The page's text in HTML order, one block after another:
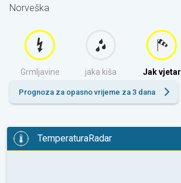
Norveška
Grmljavine jaka kiša Jak vjetar
Prognoza za opasno vrijeme za 3 dana
TemperaturaRadar